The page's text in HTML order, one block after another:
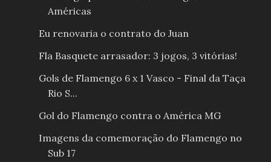
Américas
Eu renovaria o contrato do Juan
Fla Basquete arrasador: 3 jogos, 3 vitórias!
Gols de Flamengo 6 x 1 Vasco - Final da Taça
Rio S...
Gol do Flamengo contra o América MG
Imagens da comemoração do Flamengo no
Sub 17